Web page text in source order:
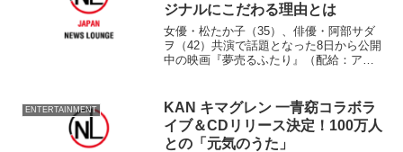
ジナルにこだわる理由とは
女優・松たか子（35）、俳優・阿部サダ
ヲ（42）共演で話題となった8日から公開
中の映画『夢売るふたり』（配給：アス
トロントで開催された『第37回トロント
国際映画祭』...
ENTERTAINMENT
KAN キマグレン 一青窈コラボラ
イブ＆CDリリース決定！100万人
との「元気のうた」